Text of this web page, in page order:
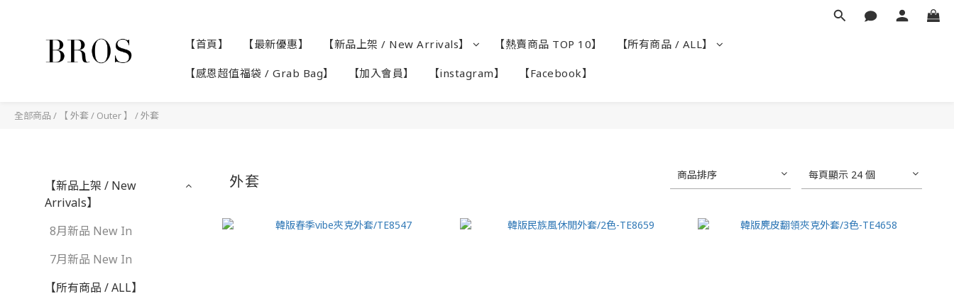
【首頁】 【最新優惠】 【新品上架 / New Arrivals】 【熱賣商品 TOP 10】 【所有商品 / ALL】
【感恩超值福袋 / Grab Bag】 【加入會員】 【instagram】 【Facebook】
全部商品 / 【 外套 / Outer 】 /外套
【新品上架 / New
Arrivals】
8月新品 New In
7月新品 New In
【所有商品 / ALL】
外套 商品排序 每頁顯示 24 個